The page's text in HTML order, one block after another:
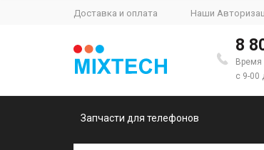
Доставка и оплата Наши
8
Время
с 9-00
Запчасти для телефонов